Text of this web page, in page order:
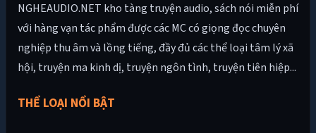
NGHEAUDIO.NET kho tàng truyện audio, sách nói miễn phí
với hàng vạn tác phẩm được các MC có giọng đọc chuyên
nghiệp thu âm và lồng tiếng, đầy đủ các thể loại tâm lý xã
hội, truyện ma kinh dị, truyện ngôn tình, truyện tiên hiệp...
THỂ LOẠI NỔI BẬT